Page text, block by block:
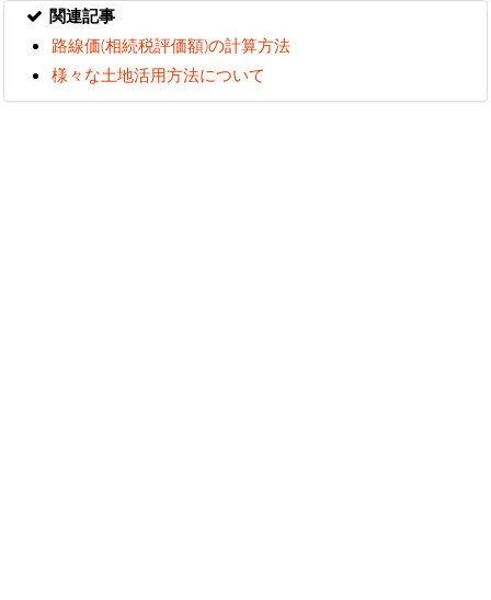
関連記事
路線価(相続税評価額)の計算方法
様々な土地活用方法について